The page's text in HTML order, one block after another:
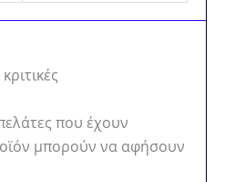
που έχουν
μπορούν να αφήσουν